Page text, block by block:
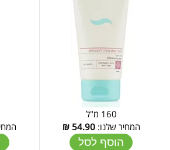
160 מ"ל
המחיר שלנו:54.90
₪
הוסף לסל